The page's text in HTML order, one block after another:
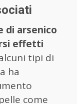
di arsenico
effetti
tipi di
ha
come